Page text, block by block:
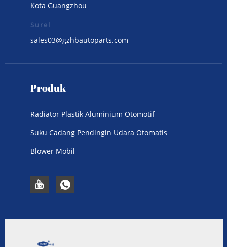
Kota Guangzhou
Surel
sales03@gzhbautoparts.com
Produk
Radiator Plastik Aluminium Otomotif
Suku Cadang Pendingin Udara Otomatis
Blower Mobil